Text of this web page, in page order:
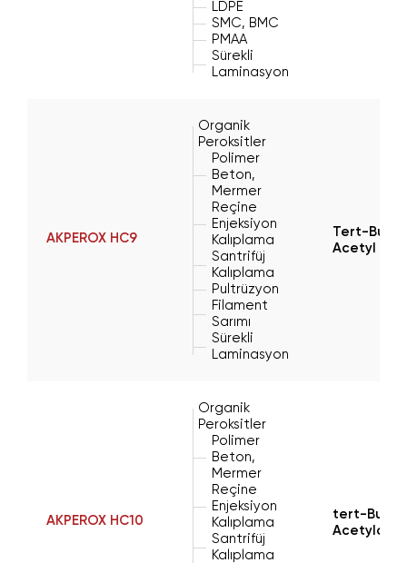
LDPE
SMC, BMC
PMAA
Sürekli
Laminasyon
AKPEROX HC9
Organik
Peroksitler
Polimer
Beton,
Mermer
Reçine
Enjeksiyon
Kalıplama
Santrifüj
Kalıplama
Pultrüzyon
Filament
Sarımı
Sürekli
Laminasyon
Tert-Butyl
Acetyl
AKPEROX HC10
Organik
Peroksitler
Polimer
Beton,
Mermer
Reçine
Enjeksiyon
Kalıplama
Santrifüj
Kalıplama
tert-Butyl